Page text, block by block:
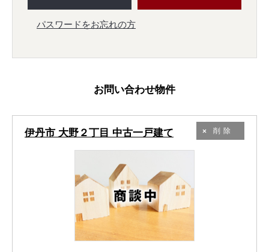
パスワードをお忘れの方
お問い合わせ物件
伊丹市 大野２丁目 中古一戸建て 削除